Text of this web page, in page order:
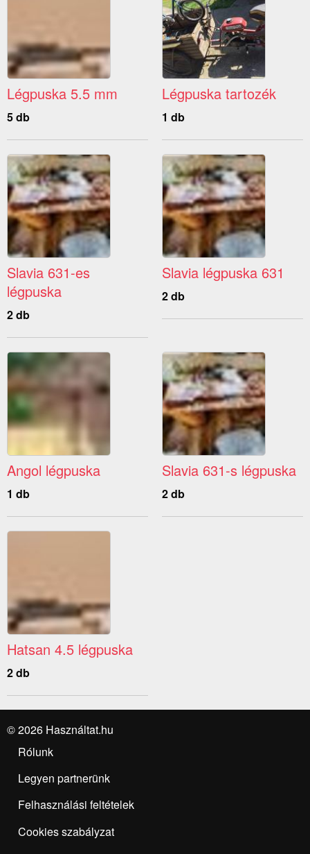
Légpuska 5.5 mm
5 db
Légpuska tartozék
1 db
Slavia 631-es
légpuska
2 db
Slavia légpuska 631
2 db
Angol légpuska
1 db
Slavia 631-s légpuska
2 db
Hatsan 4.5 légpuska
2 db
© 2026 Használtat.hu
Rólunk
Legyen partnerünk
Felhasználási feltételek
Cookies szabályzat